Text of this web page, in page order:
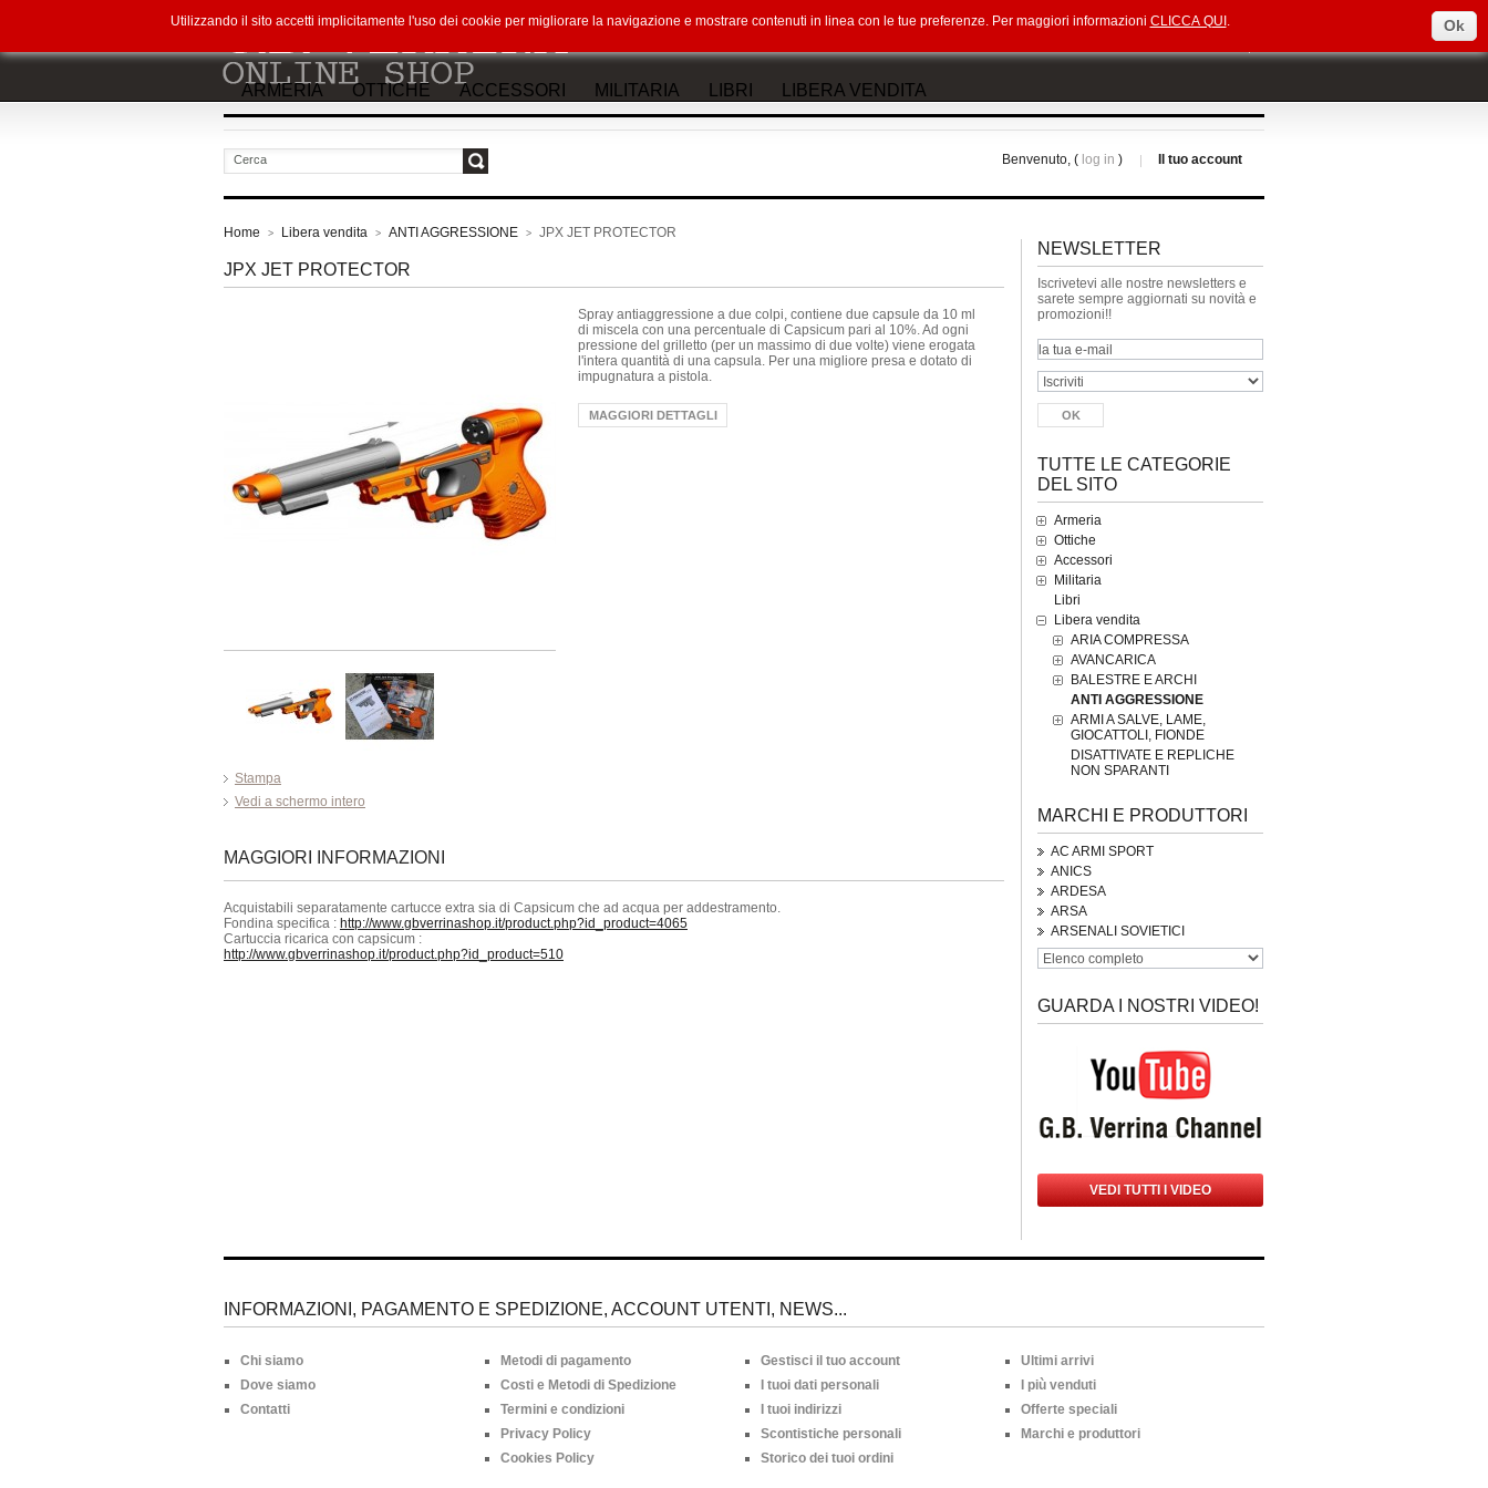
ARMERIA OTTICHE ACCESSORI MILITARIA LIBRI LIBERA VENDITA
Il tuo account
Benvenuto, ( log in )
Home > Libera vendita > ANTI AGGRESSIONE > JPX JET PROTECTOR
JPX JET PROTECTOR
Stampa
Vedi a schermo intero
Spray antiaggressione a due colpi, contiene due capsule da 10 ml
di miscela con una percentuale di Capsicum pari al 10%. Ad ogni
pressione del grilletto (per un massimo di due volte) viene erogata
l'intera quantità di una capsula. Per una migliore presa e dotato di
impugnatura a pistola.
MAGGIORI DETTAGLI
MAGGIORI INFORMAZIONI
Acquistabili separatamente cartucce extra sia di Capsicum che ad acqua per addestramento.
Fondina specifica : http://www.gbverrinashop.it/product.php?id_product=4065
Cartuccia ricarica con capsicum :
http://www.gbverrinashop.it/product.php?id_product=510
NEWSLETTER
Iscrivetevi alle nostre newsletters e
sarete sempre aggiornati su novità e
promozioni!!
TUTTE LE CATEGORIE
DEL SITO
Armeria
Ottiche
Accessori
Militaria
Libri
Libera vendita
ARIA COMPRESSA
AVANCARICA
BALESTRE E ARCHI
ANTI AGGRESSIONE
ARMI A SALVE, LAME,
GIOCATTOLI, FIONDE
DISATTIVATE E REPLICHE
NON SPARANTI
MARCHI E PRODUTTORI
AC ARMI SPORT
ANICS
ARDESA
ARSA
ARSENALI SOVIETICI
GUARDA I NOSTRI VIDEO!
VEDI TUTTI I VIDEO
INFORMAZIONI, PAGAMENTO E SPEDIZIONE, ACCOUNT UTENTI, NEWS...
Chi siamo
Dove siamo
Contatti
Metodi di pagamento
Costi e Metodi di Spedizione
Termini e condizioni
Privacy Policy
Cookies Policy
Gestisci il tuo account
I tuoi dati personali
I tuoi indirizzi
Scontistiche personali
Storico dei tuoi ordini
Ultimi arrivi
I più venduti
Offerte speciali
Marchi e produttori
Utilizzando il sito accetti implicitamente l'uso dei cookie per migliorare la navigazione e mostrare contenuti in linea con le tue preferenze. Per maggiori informazioni CLICCA QUI . Ok